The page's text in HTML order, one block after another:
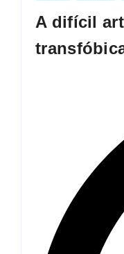
A difícil